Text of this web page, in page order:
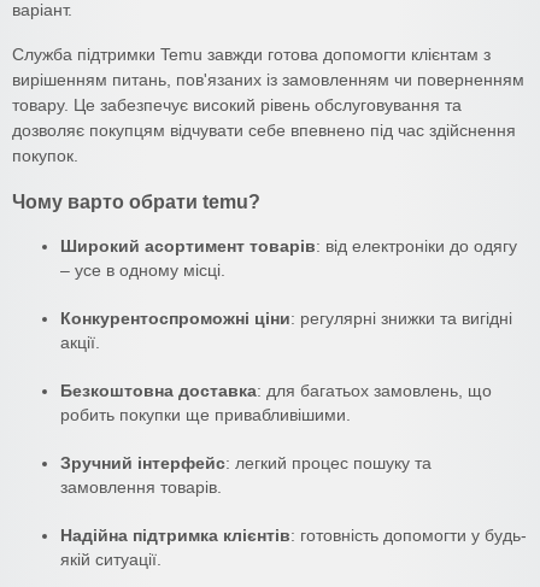
варіант.
Служба підтримки Temu завжди готова допомогти клієнтам з
вирішенням питань, пов'язаних із замовленням чи поверненням
товару. Це забезпечує високий рівень обслуговування та
дозволяє покупцям відчувати себе впевнено під час здійснення
покупок.
Чому варто обрати temu?
Широкий асортимент товарів: від електроніки до одягу
– усе в одному місці.
Конкурентоспроможні ціни: регулярні знижки та вигідні
акції.
Безкоштовна доставка: для багатьох замовлень, що
робить покупки ще привабливішими.
Зручний інтерфейс: легкий процес пошуку та
замовлення товарів.
Надійна підтримка клієнтів: готовність допомогти у будь-
якій ситуації.